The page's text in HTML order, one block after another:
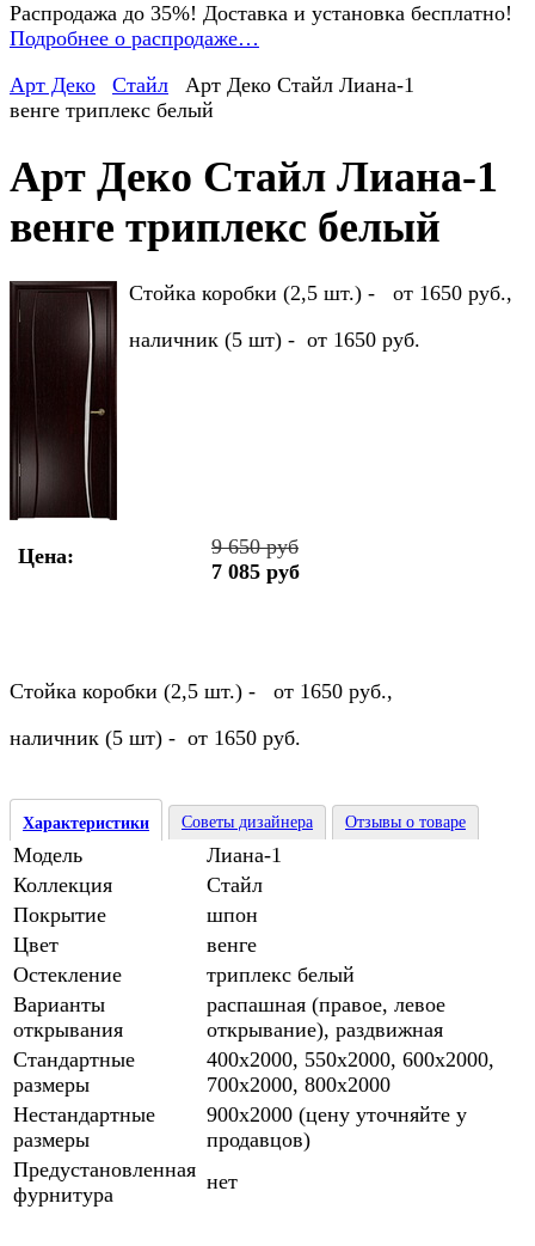
Распродажа до 35%! Доставка и установка бесплатно!
Подробнее о распродаже…
Арт Деко
Стайл
Арт Деко Стайл Лиана-1
венге триплекс белый
Арт Деко Стайл Лиана-1
венге триплекс белый
Стойка коробки (2,5 шт.) - от 1650 руб.,
наличник (5 шт) - от 1650 руб.
Цена:
9 650 руб
7 085 руб
Стойка коробки (2,5 шт.) - от 1650 руб.,
наличник (5 шт) - от 1650 руб.
Характеристики Советы дизайнера Отзывы о товаре
Модель
Лиана-1
Коллекция
Стайл
Покрытие
шпон
Цвет
венге
Остекление
триплекс белый
Варианты
открывания
распашная (правое, левое
открывание), раздвижная
Стандартные
размеры
400х2000, 550х2000, 600х2000,
700х2000, 800х2000
Нестандартные
размеры
900х2000 (цену уточняйте у
продавцов)
Предустановленная
фурнитура
нет